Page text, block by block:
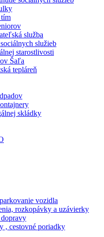
služba
služieb
starostlivosti
Šaľa
tepláreň
skládky
vozidla
rozkopávky a uzávierky
, cestovné poriadky